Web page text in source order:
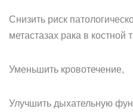
Снизить риск
метастазах рака в костной
Уменьшить кровотечение,
Улучшить дыхательную